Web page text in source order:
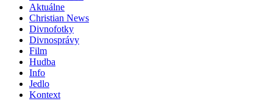
Aktuálne
Christian News
Divnofotky
Divnosprávy
Film
Hudba
Info
Jedlo
Kontext